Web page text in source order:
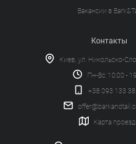
Вакансии в
Контакты
Киев, ул. Никольско-
Пн-Вс: 10:00 -
+38 093 133
Карта